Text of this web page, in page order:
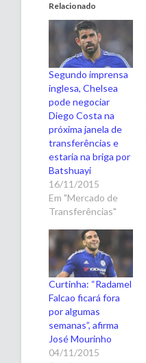
Relacionado
Segundo imprensa
inglesa, Chelsea
pode negociar
Diego Costa na
próxima janela de
transferências e
estaria na briga por
Batshuayi
16/11/2015
Em "Mercado de
Transferências"
Curtinha: “Radamel
Falcao ficará fora
por algumas
semanas”, afirma
José Mourinho
04/11/2015